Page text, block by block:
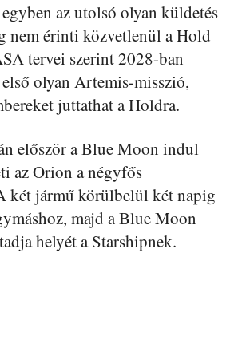
az utolsó olyan küldetés
nem érinti közvetlenül a Hold
tervei szerint 2028-ban
olyan Artemis-misszió,
juttathat a Holdra.
először a Blue Moon indul
az Orion a négyfős
két jármű körülbelül két napig
majd a Blue Moon
helyét a Starshipnek.